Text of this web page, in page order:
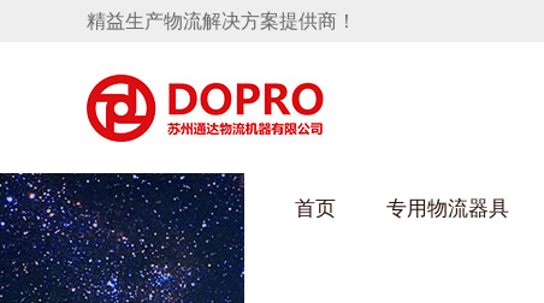
精益生产物流解决方案提供商！
首页 专用物流器具
好色先生TV下载IOS架
变速箱托盘
手推车
隐藏式马桶水箱支架
汽车行业